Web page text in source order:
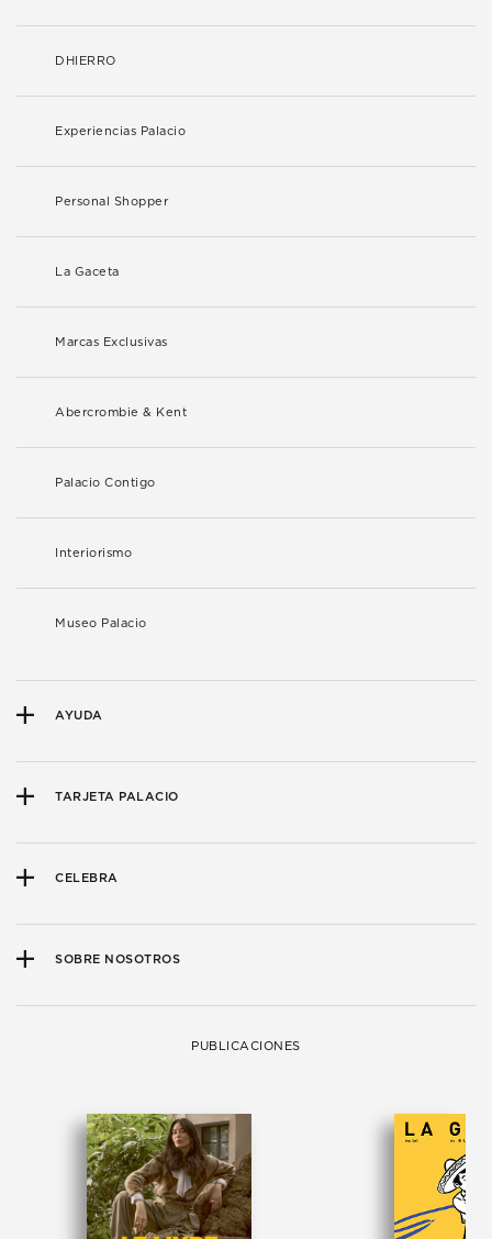
DHIERRO
Experiencias Palacio
Personal Shopper
La Gaceta
Marcas Exclusivas
Abercrombie & Kent
Palacio Contigo
Interiorismo
Museo Palacio
AYUDA
TARJETA PALACIO
CELEBRA
SOBRE NOSOTROS
PUBLICACIONES